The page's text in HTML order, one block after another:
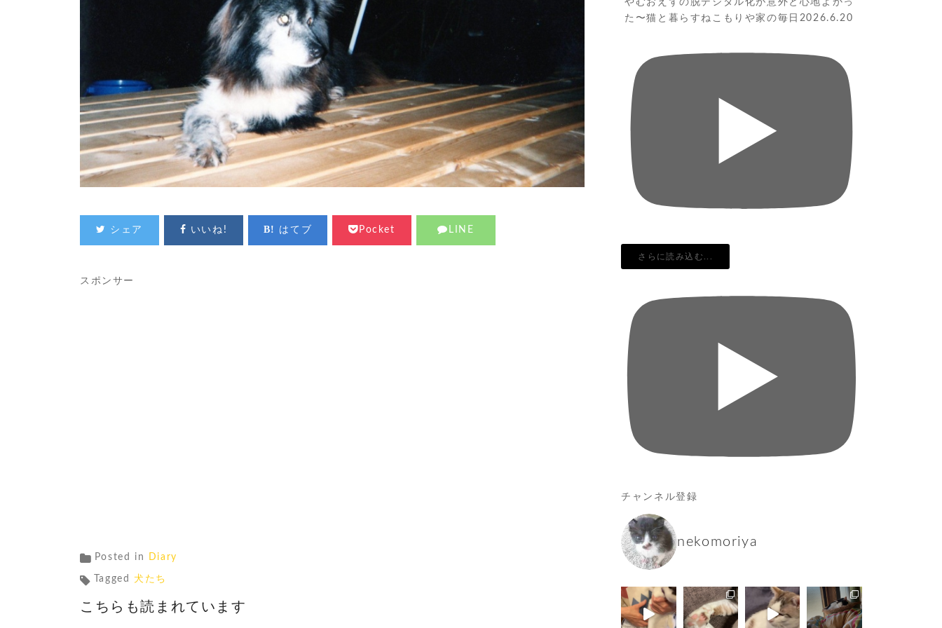
シェア いいね! はてブ Pocket LINE
スポンサー
Posted in Diary
Tagged 犬たち
こちらも読まれています
やむおえずの脱デジタル化が意外と心地よかっ
た〜猫と暮らすねこもりや家の毎日2026.6.20
さらに読み込む...
チャンネル登録
nekomoriya